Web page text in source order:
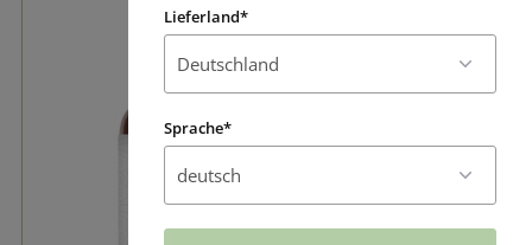
Lieferland*
Sprache*